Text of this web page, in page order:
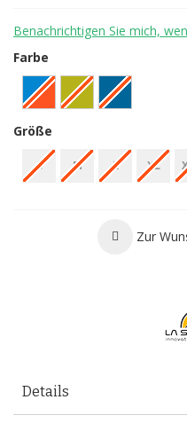
Benachrichtigen Sie mich,
Farbe
Größe
S M L XL
Zur
Details